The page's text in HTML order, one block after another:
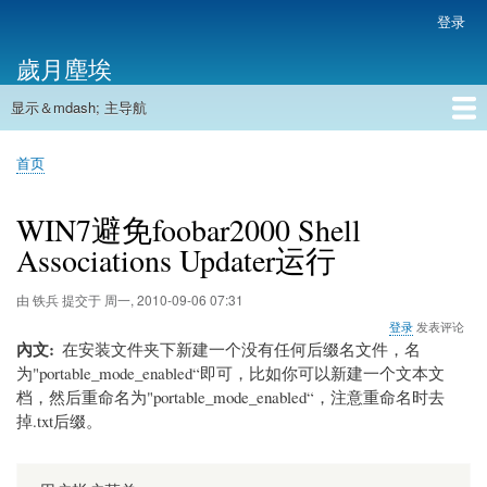
主
内
帐
户
菜
单
登录
歲月塵埃
主
航
显示＆mdash; 主导航
首页
面
屑
首页
WIN7避免foobar2000 Shell
Associations Updater运行
由 铁兵提交于 周一, 2010-09-06 07:31
登录 发表评论
內文
在安装文件夹下新建一个没有任何后缀名文件，名
为"portable_mode_enabled“即可，比如你可以新建一个文本文
档，然后重命名为"portable_mode_enabled“，注意重命名时去
掉.txt后缀。